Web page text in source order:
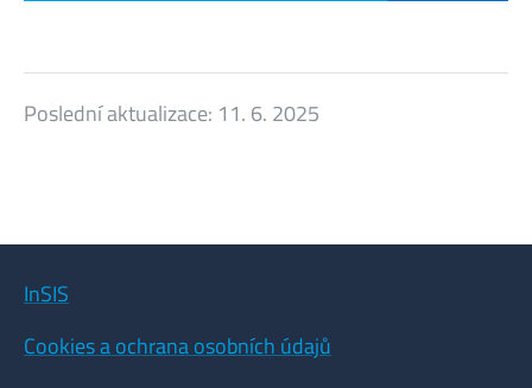
Poslední aktualizace: 11. 6. 2025
InSIS
Cookies a ochrana osobních údajů